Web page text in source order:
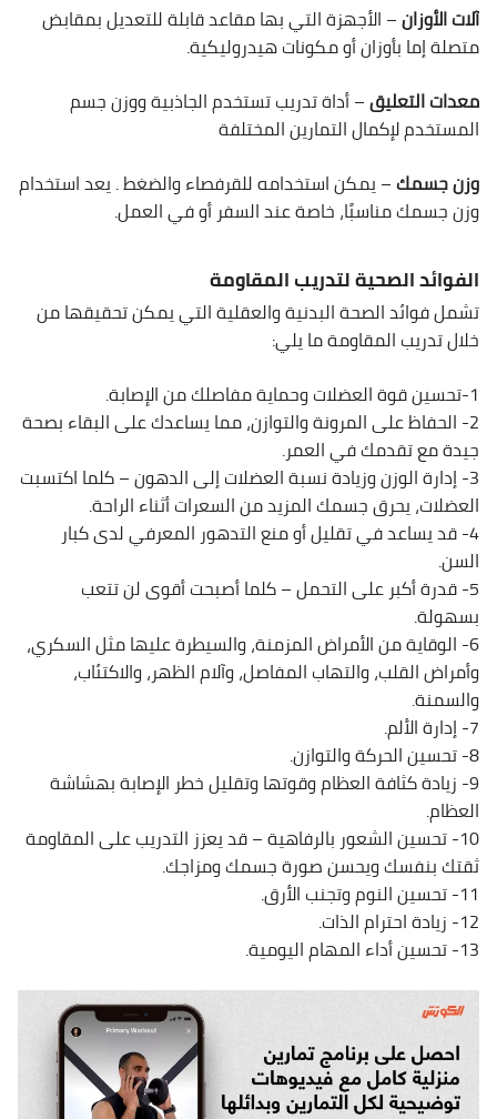
آلات الأوزان– الأجهزة التي بها مقاعد قابلة للتعديل بمقابض
متصلة إما بأوزان أو مكونات هيدروليكية.
معدات التعليق– أداة تدريب تستخدم الجاذبية ووزن جسم
المستخدم لإكمال التمارين المختلفة
وزن جسمك– يمكن استخدامه للقرفصاء والضغط . يعد استخدام
وزن جسمك مناسبًا، خاصة عند السفر أو في العمل.
الفوائد الصحية لتدريب المقاومة
تشمل فوائد الصحة البدنية والعقلية التي يمكن تحقيقها من
خلال تدريب المقاومة ما يلي:
1-تحسين قوة العضلات وحماية مفاصلك من الإصابة.
2- الحفاظ على المرونة والتوازن، مما يساعدك على البقاء بصحة
جيدة مع تقدمك في العمر.
3- إدارة الوزن وزيادة نسبة العضلات إلى الدهون – كلما اكتسبت
العضلات، يحرق جسمك المزيد من السعرات أثناء الراحة.
4- قد يساعد في تقليل أو منع التدهور المعرفي لدى كبار
السن.
5- قدرة أكبر على التحمل – كلما أصبحت أقوى لن تتعب
بسهولة.
6- الوقاية من الأمراض المزمنة، والسيطرة عليها مثل السكري،
وأمراض القلب، والتهاب المفاصل، وآلام الظهر، والاكتئاب،
والسمنة.
7- إدارة الألم.
8- تحسين الحركة والتوازن.
9- زيادة كثافة العظام وقوتها وتقليل خطر الإصابة بهشاشة
العظام.
10- تحسين الشعور بالرفاهية – قد يعزز التدريب على المقاومة
ثقتك بنفسك ويحسن صورة جسمك ومزاجك.
11- تحسين النوم وتجنب الأرق.
12- زيادة احترام الذات.
13- تحسين أداء المهام اليومية.